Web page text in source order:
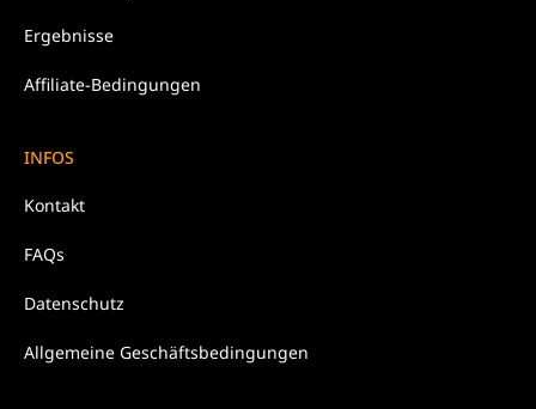
Ergebnisse
Affiliate-Bedingungen
INFOS
Kontakt
FAQs
Datenschutz
Allgemeine Geschäftsbedingungen